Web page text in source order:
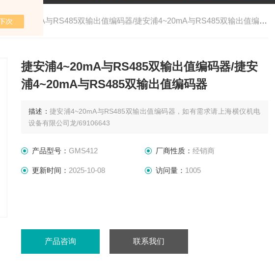
安浦4~20mA与RS485双输出值编码器/捷安浦4~20mA与RS485双输出值编码器
捷安浦4~20mA与RS485双输出值编码器/捷安
浦4~20mA与RS485双输出值编码器
描述：捷安浦4~20mA与RS485双输出值编码器，如有需求请上海横仪机电
设备有限公司龙/69106643
产品型号： GMS412 厂商性质： 经销商
更新时间： 2025-10-08 访问量： 1005
产品咨询 联系我们